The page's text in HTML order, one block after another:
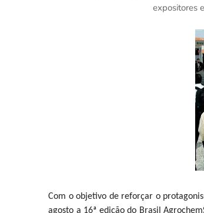
expositores
Com o objetivo de reforçar o
agosto a 16ª edição do Brasil